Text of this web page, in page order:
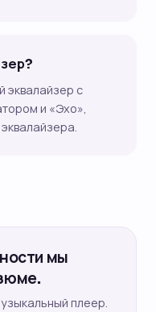
эквалайзер с
и «Эхо»,
мы
плеер.